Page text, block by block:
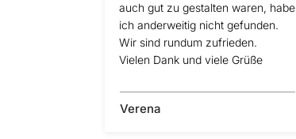
auch gut zu gestalten waren, habe
ich anderweitig nicht gefunden.
Wir sind rundum zufrieden.
Vielen Dank und viele Grüße
Verena